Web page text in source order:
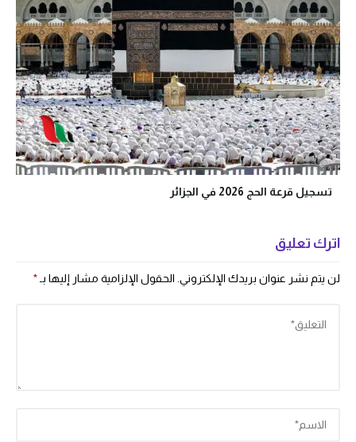
تسجيل قرعة الحج 2026 في الجزائر
اترك تعليق
لن يتم نشر عنوان بريدك الإلكتروني. الحقول الإلزامية مشار إليها بـ*